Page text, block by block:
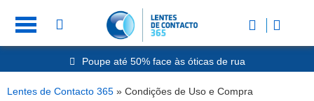
Poupe até 50% face às óticas de rua
Envio Rápido 24h a 48h
Nº1 na Opinião dos Clientes
Lentes de Contacto 365 » Condições de Uso e Compra